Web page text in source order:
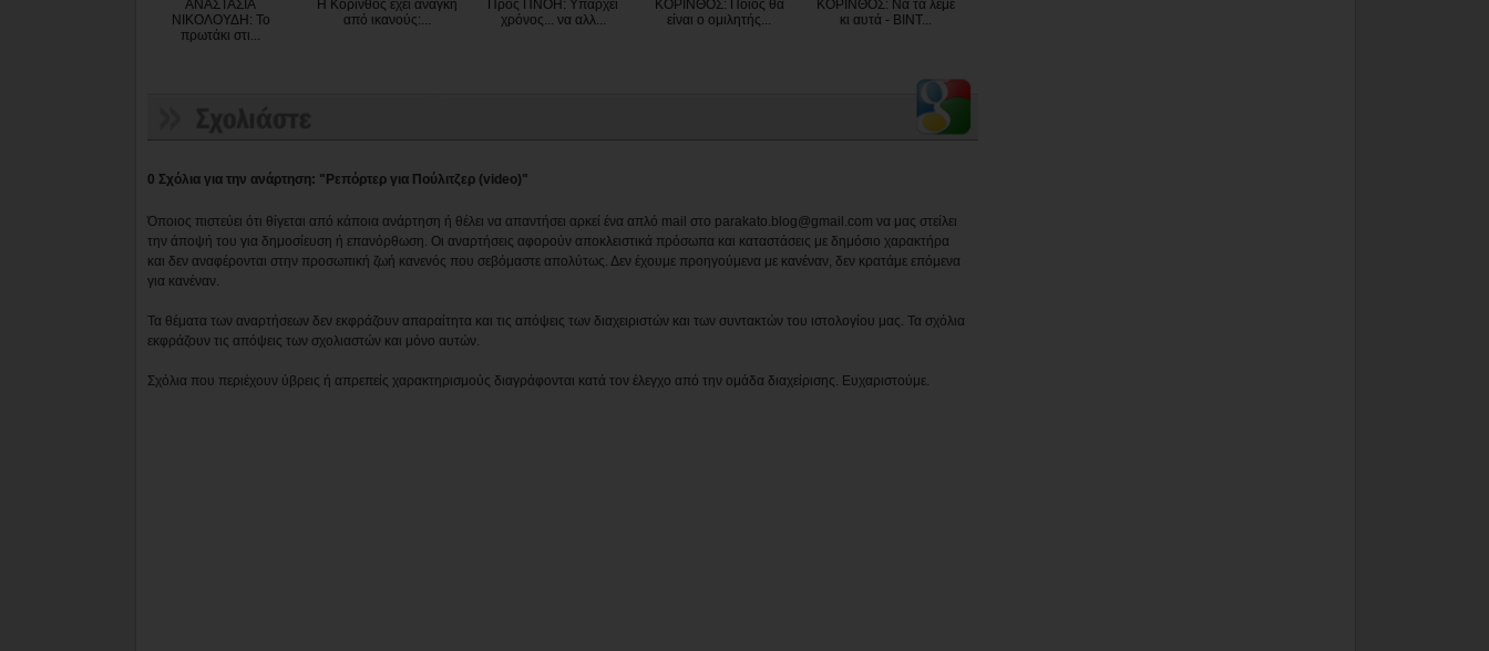
ΑΝΑΣΤΑΣΙΑ
ΝΙΚΟΛΟΥΔΗ: Το
πρωτάκι στι...
Η Κόρινθος έχει ανάγκη
από ικανούς:...
Προς ΠΝΟΗ: Υπάρχει
χρόνος... να αλλ...
ΚΟΡΙΝΘΟΣ: Ποιος θα
είναι ο ομιλητής...
ΚΟΡΙΝΘΟΣ: Να τα λέμε
κι αυτά - ΒΙΝΤ...
0 Σχόλια για την ανάρτηση: "Ρεπόρτερ για Πούλιτζερ (video)"
Όποιος πιστεύει ότι θίγεται από κάποια ανάρτηση ή θέλει να απαντήσει αρκεί ένα απλό mail στο parakato.blog@gmail.com να μας στείλει
την άποψή του για δημοσίευση ή επανόρθωση. Οι αναρτήσεις αφορούν αποκλειστικά πρόσωπα και καταστάσεις με δημόσιο χαρακτήρα
και δεν αναφέρονται στην προσωπική ζωή κανενός που σεβόμαστε απολύτως. Δεν έχουμε προηγούμενα με κανέναν, δεν κρατάμε επόμενα
για κανέναν.
Τα θέματα των αναρτήσεων δεν εκφράζουν απαραίτητα και τις απόψεις των διαχειριστών και των συντακτών του ιστολογίου μας. Τα σχόλια
εκφράζουν τις απόψεις των σχολιαστών και μόνο αυτών.
Σχόλια που περιέχουν ύβρεις ή απρεπείς χαρακτηρισμούς διαγράφονται κατά τον έλεγχο από την ομάδα διαχείρισης. Ευχαριστούμε.